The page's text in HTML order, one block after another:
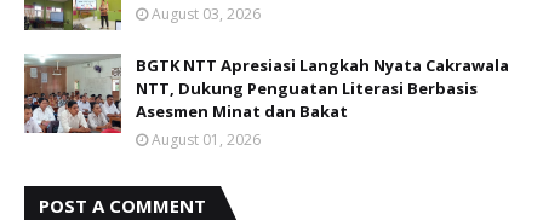
August 03, 2026
BGTK NTT Apresiasi Langkah Nyata Cakrawala
NTT, Dukung Penguatan Literasi Berbasis
Asesmen Minat dan Bakat
August 01, 2026
POST A COMMENT